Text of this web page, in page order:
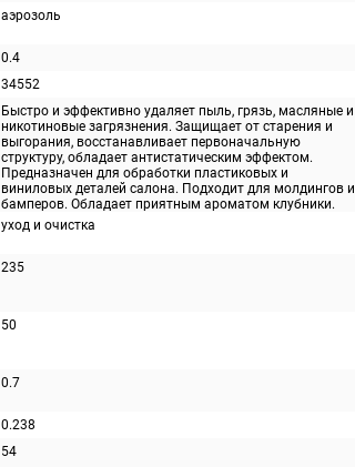
аэрозоль
0.4
34552
Быстро и эффективно удаляет пыль, грязь, масляные и
никотиновые загрязнения. Защищает от старения и
выгорания, восстанавливает первоначальную
структуру, обладает антистатическим эффектом.
Предназначен для обработки пластиковых и
виниловых деталей салона. Подходит для молдингов и
бамперов. Обладает приятным ароматом клубники.
уход и очистка
235
50
0.7
0.238
54